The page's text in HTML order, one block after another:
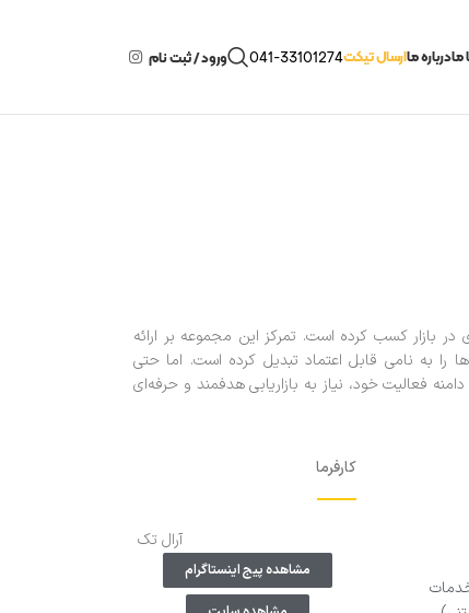
مادرباره ماارسال تیکت041-33101274 ورود / ثبت نام
بازار کسب کرده است. تمرکز این مجموعه بر ارائه
به نامی قابل اعتماد تبدیل کرده است. اما حتی
فعالیت خود، نیاز به بازاریابی هدفمند و حرفه‌ای
کارفرما
آرال تک
مشاهده پیج اینستاگرام